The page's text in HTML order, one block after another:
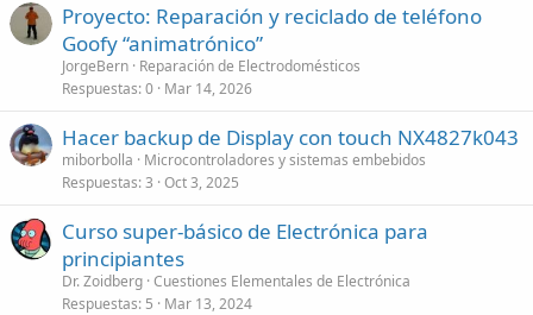
Proyecto: Reparación y reciclado de teléfono
Goofy “animatrónico”
JorgeBern Reparación de Electrodomésticos
Respuestas 0 Mar 14, 2026
Hacer backup de Display con touch NX4827k043
miborbolla
Microcontroladores y sistemas embebidos
Respuestas 3 Oct 3, 2025
Curso super-básico de Electrónica para
principiantes
Dr. Zoidberg Cuestiones Elementales de Electrónica
Respuestas 5 Mar 13, 2024